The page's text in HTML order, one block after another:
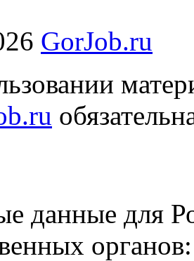
GorJob.ru
данные для